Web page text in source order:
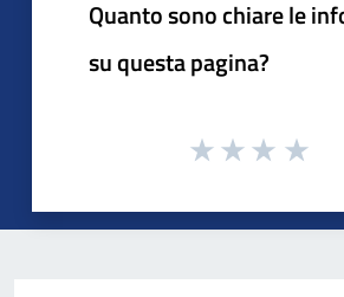
Quanto sono chiare le
su questa pagina?